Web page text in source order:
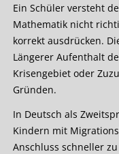
Ein Schüler versteht
Mathematik nicht
korrekt ausdrücken.
Längerer Aufenthalt
Krisengebiet oder
Gründen.
In Deutsch als
Kindern mit
Anschluss schneller